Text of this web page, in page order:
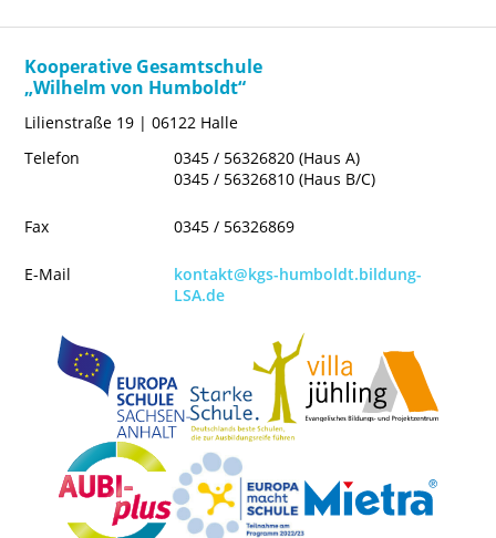
Kooperative Gesamtschule
„Wilhelm von Humboldt“
Lilienstraße 19 | 06122 Halle
Telefon
0345 / 56326820 (Haus A)
0345 / 56326810 (Haus B/C)
Fax 0345 / 56326869
E-Mail
kontakt@kgs-humboldt.bildung-
LSA.de